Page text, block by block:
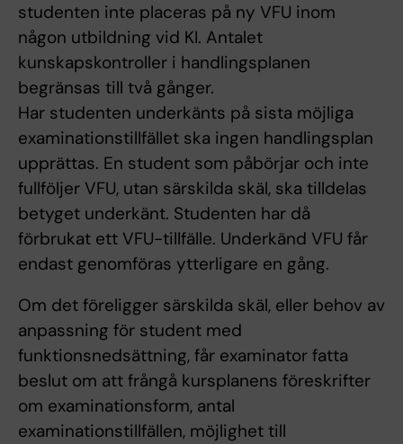
studenten inte placeras på ny VFU inom
någon utbildning vid KI. Antalet
kunskapskontroller i handlingsplanen
begränsas till två gånger.
Har studenten underkänts på sista möjliga
examinationstillfället ska ingen handlingsplan
upprättas. En student som påbörjar och inte
fullföljer VFU, utan särskilda skäl, ska tilldelas
betyget underkänt. Studenten har då
förbrukat ett VFU-tillfälle. Underkänd VFU får
endast genomföras ytterligare en gång.
Om det föreligger särskilda skäl, eller behov av
anpassning för student med
funktionsnedsättning, får examinator fatta
beslut om att frångå kursplanens föreskrifter
om examinationsform, antal
examinationstillfällen, möjlighet till